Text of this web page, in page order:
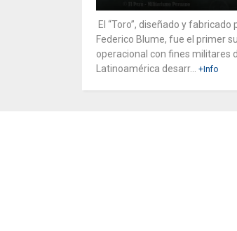
El “Toro”, diseñado y fabricado
Federico Blume, fue el primer
operacional con fines militares
Latinoamérica desarr...
+Info